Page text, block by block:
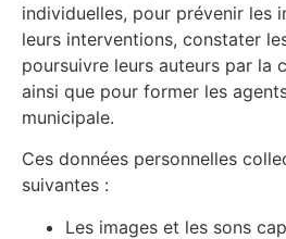
individuelles, pour prévenir les
leurs interventions, constater
poursuivre leurs auteurs par la
ainsi que pour former les
municipale.
Ces données personnelles
suivantes :
Les images et les sons